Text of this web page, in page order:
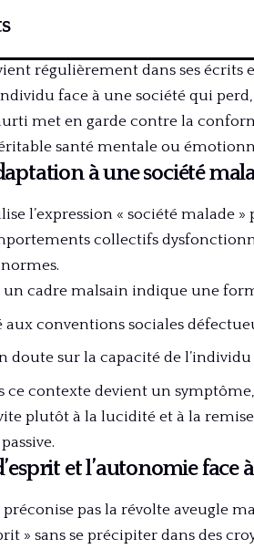
régulièrement dans ses
face à une société qui
met en garde contre la
santé mentale ou
à une société
l’expression « société malade
collectifs
un cadre malsain indique une
conventions sociales
doute sur la capacité de
ce contexte devient un
plutôt à la lucidité et à la remise
et l’autonomie face
pas la révolte aveugle
» sans se précipiter dans des